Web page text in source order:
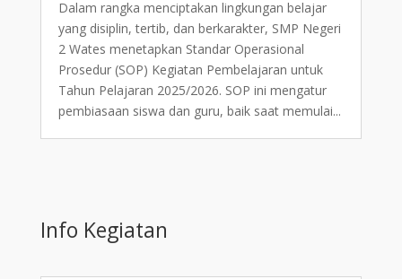
Dalam rangka menciptakan lingkungan belajar
yang disiplin, tertib, dan berkarakter, SMP Negeri
2 Wates menetapkan Standar Operasional
Prosedur (SOP) Kegiatan Pembelajaran untuk
Tahun Pelajaran 2025/2026. SOP ini mengatur
pembiasaan siswa dan guru, baik saat memulai...
Info Kegiatan